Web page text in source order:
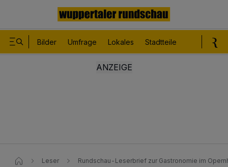
Bilder Umfrage Lokales Stadtteile
Leser Rundschau-Leserbrief zur Gastronomie im